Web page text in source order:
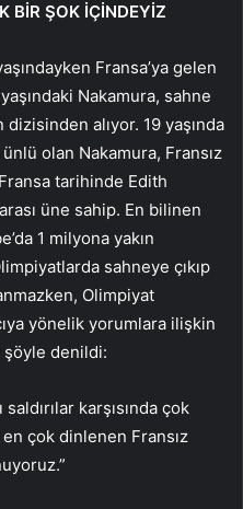
BİR ŞOK İÇİNDEYİZ
Fransa’ya gelen
Nakamura, sahne
dizisinden alıyor. 19 yaşında
olan Nakamura, Fransız
tarihinde Edith
üne sahip. En bilinen
1 milyona yakın
sahneye çıkıp
Olimpiyat
yönelik yorumlara ilişkin
şöyle denildi:
karşısında çok
çok dinlenen Fransız